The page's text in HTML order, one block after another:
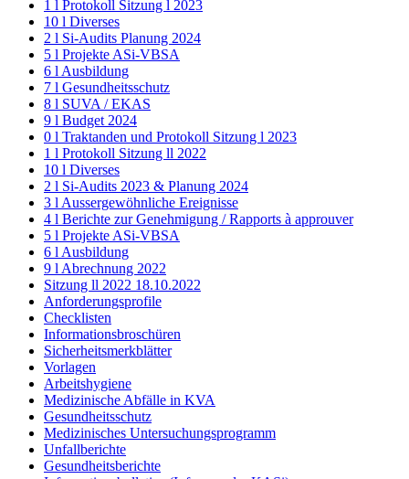
1 l Protokoll Sitzung l 2023
10 l Diverses
2 l Si-Audits Planung 2024
5 l Projekte ASi-VBSA
6 l Ausbildung
7 l Gesundheitsschutz
8 l SUVA / EKAS
9 l Budget 2024
0 l Traktanden und Protokoll Sitzung l 2023
1 l Protokoll Sitzung ll 2022
10 l Diverses
2 l Si-Audits 2023 & Planung 2024
3 l Aussergewöhnliche Ereignisse
4 l Berichte zur Genehmigung / Rapports à approuver
5 l Projekte ASi-VBSA
6 l Ausbildung
9 l Abrechnung 2022
Sitzung ll 2022 18.10.2022
Anforderungsprofile
Checklisten
Informationsbroschüren
Sicherheitsmerkblätter
Vorlagen
Arbeitshygiene
Medizinische Abfälle in KVA
Gesundheitsschutz
Medizinisches Untersuchungsprogramm
Unfallberichte
Gesundheitsberichte